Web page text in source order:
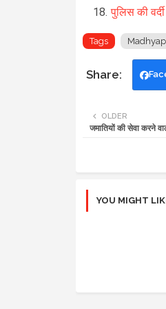
पुलिस की
Tags
OLDER
जमातियों की सेवा करने
YOU MIGHT